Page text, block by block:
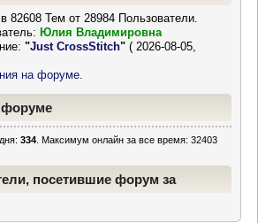
82608 Тем от 28984 Пользователи.
Юлия Владимировна
"Just CrossStitch" ( 2026-08-05,
на форуме.
форуме
334 . Максимум онлайн за все время: 32403
посетившие форум за